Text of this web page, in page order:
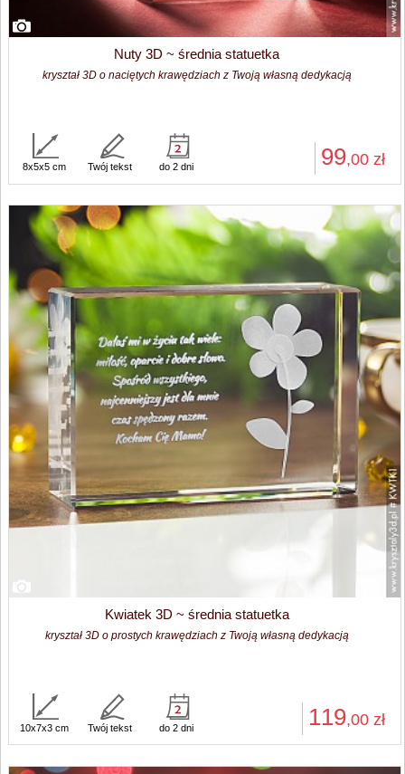
Nuty 3D ~ średnia statuetka
kryształ 3D o naciętych krawędziach z Twoją własną dedykacją
99,00 zł
8x5x5 cm Twój tekst do 2 dni
Kwiatek 3D ~ średnia statuetka
kryształ 3D o prostych krawędziach z Twoją własną dedykacją
119,00 zł
10x7x3 cm Twój tekst do 2 dni